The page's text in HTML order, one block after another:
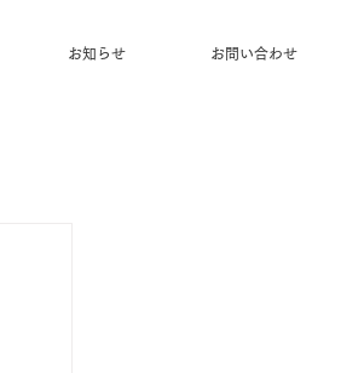
お知らせ お問い合わせ